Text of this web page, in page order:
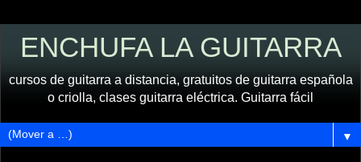
ENCHUFA LA GUITARRA
cursos de guitarra a distancia, gratuitos de guitarra española
o criolla, clases guitarra eléctrica. Guitarra fácil
▼